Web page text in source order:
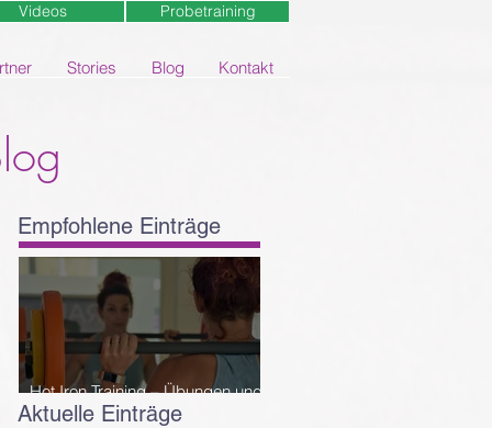
Videos Probetraining
Stories Blog Kontakt
Empfohlene Einträge
Hot Iron Training – Übungen und
Reihenfolge
Aktuelle Einträge